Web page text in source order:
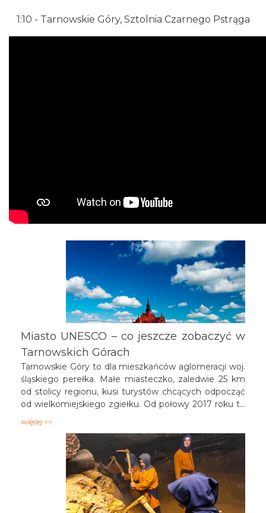
1:10 - Tarnowskie Góry, Sztolnia Czarnego Pstrąga
Miasto UNESCO – co jeszcze zobaczyć w
Tarnowskich Górach
Tarnowskie Góry to dla mieszkańców aglomeracji woj.
śląskiego perełka. Małe miasteczko, zaledwie 25 km
od stolicy regionu, kusi turystów chcących odpocząć
od wielkomiejskiego zgiełku. Od połowy 2017 roku to
się rosnącym, w zawrotnym wręcz tempie,
zainteresowaniem. A to za sprawą wpisu 28 obiektów
z miasta na listę Światowego Dziedzictwa UNESCO,
pierwszego w woj. Śląskim. Podpowiadamy co
jeszcze zobaczyć w "mieście gwarków" podczas
wycieczki do województwa śląskiego.
więcej >>